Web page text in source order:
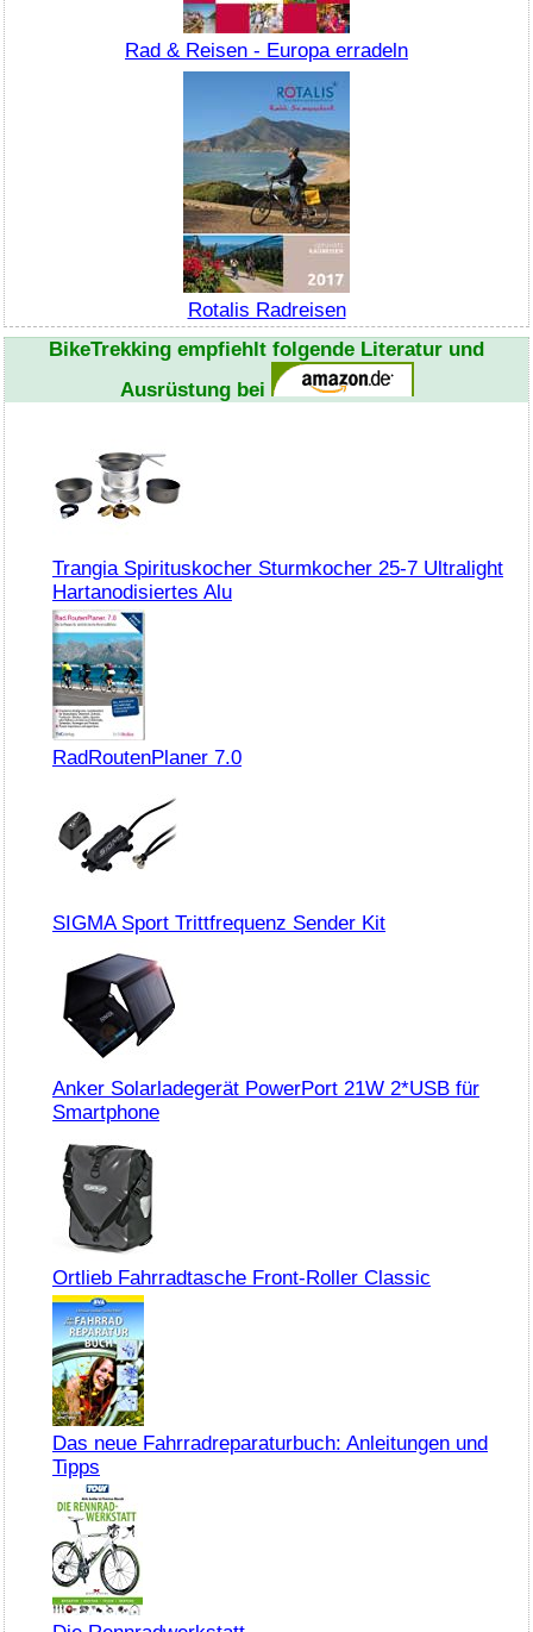
Rad & Reisen - Europa erradeln
Rotalis Radreisen
BikeTrekking empfiehlt folgende Literatur und
Ausrüstung bei
Trangia Spirituskocher Sturmkocher 25-7 Ultralight
Hartanodisiertes Alu
RadRoutenPlaner 7.0
SIGMA Sport Trittfrequenz Sender Kit
Anker Solarladegerät PowerPort 21W 2*USB für
Smartphone
Ortlieb Fahrradtasche Front-Roller Classic
Das neue Fahrradreparaturbuch: Anleitungen und
Tipps